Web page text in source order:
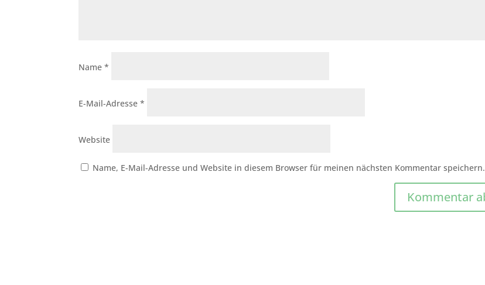
Name*
E-Mail-Adresse*
Website
Name, E-Mail-Adresse und Website in diesem Browser für meinen nächsten Kommentar speichern.